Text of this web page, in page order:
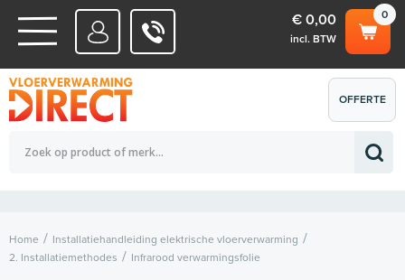
WATERSYSTEMEN
ELEKTRISCHE SYSTEMEN
0
€ 0,00
incl. BTW
Totaalbedrag (incl. BTW) € 0,00
OFFERTE
AANVRAGEN
Home
Installatiehandleiding elektrische vloerverwarming
2. Installatiemethodes
Infrarood verwarmingsfolie